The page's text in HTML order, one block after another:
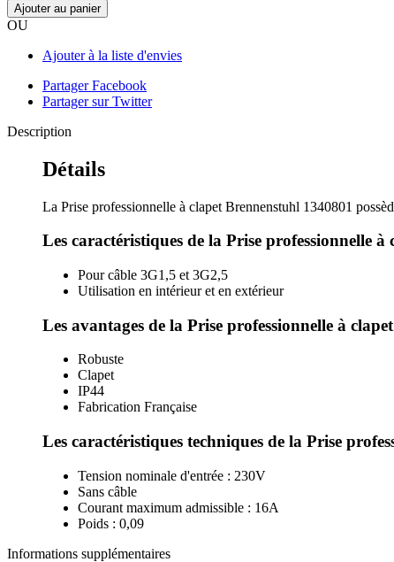
Ajouter au panier
OU
Ajouter à la liste d'envies
Partager Facebook
Partager sur Twitter
Description
Détails
La Prise professionnelle à clapet Brennenstuhl 1340801
Les caractéristiques de la Prise professionnelle
Pour câble 3G1,5 et 3G2,5
Utilisation en intérieur et en extérieur
Les avantages de la Prise professionnelle à
Robuste
Clapet
IP44
Fabrication Française
Les caractéristiques techniques de la Prise
Tension nominale d'entrée : 230V
Sans câble
Courant maximum admissible : 16A
Poids : 0,09
Informations supplémentaires